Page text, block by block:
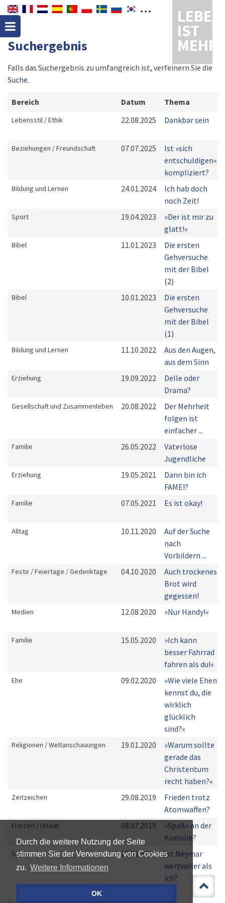
Durch die weitere Nutzung der Seite
stimmen Sie der Verwendung von Cookies
zu. Weitere Informationen
OK
LEBEN
IST
MEHR
Suchergebnis
Falls das Suchergebnis zu umfangreich ist, verfeinern Sie die
Suche.
Bereich Datum Thema
Lebensstil / Ethik 22.08.2025 Dankbar sein
Beziehungen / Freundschaft 07.07.2025
Ist »sich
entschuldigen«
kompliziert?
Bildung und Lernen 24.01.2024
Ich hab doch
noch Zeit!
Sport 19.04.2023
»Der ist mir zu
glatt!«
Bibel 11.01.2023
Die ersten
Gehversuche
mit der Bibel
(2)
Bibel 10.01.2023
Die ersten
Gehversuche
mit der Bibel
(1)
Bildung und Lernen 11.10.2022
Aus den Augen,
aus dem Sinn
Erziehung 19.09.2022
Delle oder
Drama?
Gesellschaft und Zusammenleben 20.08.2022
Der Mehrheit
folgen ist
einfacher ...
Familie 26.05.2022
Vaterlose
Jugendliche
Erziehung 19.05.2021
Dann bin ich
FAME!?
Familie 07.05.2021 Es ist okay!
Alltag 10.11.2020
Auf der Suche
nach
Vorbildern ...
Feste / Feiertage / Gedenktage 04.10.2020
Auch trockenes
Brot wird
gegessen!
Medien 12.08.2020 »Nur Handy!«
Familie 15.05.2020
»Ich kann
besser Fahrrad
fahren als du!«
Ehe 09.02.2020
»Wie viele Ehen
kennst du, die
wirklich
glücklich
sind?«
Religionen / Weltanschauungen 19.01.2020
»Warum sollte
gerade das
Christentum
recht haben?«
Zeitzeichen 29.08.2019
Frieden trotz
Atomwaffen?
Freizeit / Urlaub 08.07.2019
»Spaß« an der
Konsole?
Sport 15.06.2019
Ist Neymar
wertvoller als
ich?